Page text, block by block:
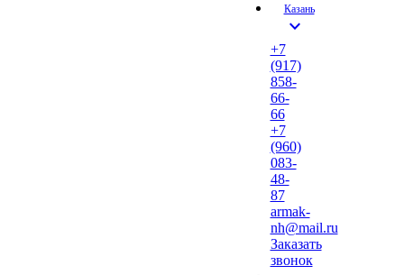
Казань
expand_more
+7
(917)
858-
66-
66
+7
(960)
083-
48-
87
armak-
nh@mail.ru
Заказать
звонок